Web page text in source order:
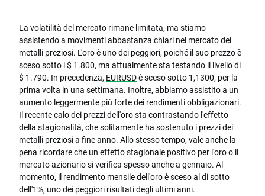
La volatilità del mercato rimane limitata, ma stiamo
assistendo a movimenti abbastanza chiari nel mercato dei
metalli preziosi. L'oro è uno dei peggiori, poiché il suo prezzo è
sceso sotto i $ 1.800, ma attualmente sta testando il livello di
$ 1.790. In precedenza, EURUSDè sceso sotto 1,1300, per la
prima volta in una settimana. Inoltre, abbiamo assistito a un
aumento leggermente più forte dei rendimenti obbligazionari.
Il recente calo dei prezzi dell'oro sta contrastando l'effetto
della stagionalità, che solitamente ha sostenuto i prezzi dei
metalli preziosi a fine anno. Allo stesso tempo, vale anche la
pena ricordare che un effetto stagionale positivo per l'oro o il
mercato azionario si verifica spesso anche a gennaio. Al
momento, il rendimento mensile dell'oro è sceso al di sotto
dell'1%, uno dei peggiori risultati degli ultimi anni.